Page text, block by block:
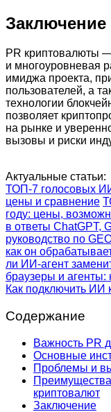
Заключение
PR криптовалюты
и многоуровневая
имиджа проекта,
пользователей, а
технологии
позволяет
на рынке и
вызовы и риски
Актуальные статьи:
ТОП-7 голосовых
цены и сравнение
году: цены,
в ответы ChatGPT,
руководство по
как он
ли ИИ-агент
браузеры и агенты:
Как подключить ИИ
Содержание
Важность PR
Основные
Проблемы и
криптовалют
Заключение